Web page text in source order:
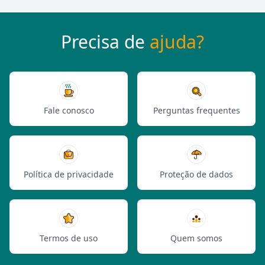
Precisa de ajuda?
Fale conosco Perguntas frequentes
Política de privacidade Proteção de dados
Termos de uso Quem somos